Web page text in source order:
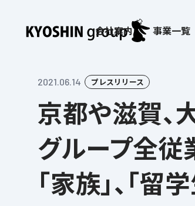
会社案内
会社案内
企業理念
教育理念
社長挨拶
会社概要／組織図
Company’s Profile
沿革
事業一覧
子どもたちの学びを支える
サステナビリティ
お客さま満足度向上の取り組み
労働環境向上の取り組み
人材育成の取り組み
DX（デジタル変革）
株主・投資家向け情報
IR ニュース
株主・株式関連情報
よくあるご質問
株主・投資家の皆さまへ
ビジョン／経営方針
連結業績・財務
採用情報
京進リクルートInstagram
新卒採用情報
新卒採用デジタルパンフレット
中途採用
2021.06.14 プレスリリース
京都や滋賀、
グループ全従
「家族」、「